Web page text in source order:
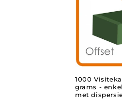
1000
grams -
met